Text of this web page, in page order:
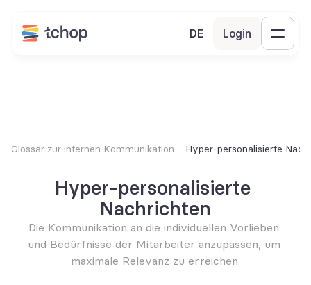
DE Login
Glossar zur internen Kommunikation Hyper-personalisierte
Hyper-personalisierte
Nachrichten
Die Kommunikation an die individuellen Vorlieben
und Bedürfnisse der Mitarbeiter anzupassen, um
maximale Relevanz zu erreichen.